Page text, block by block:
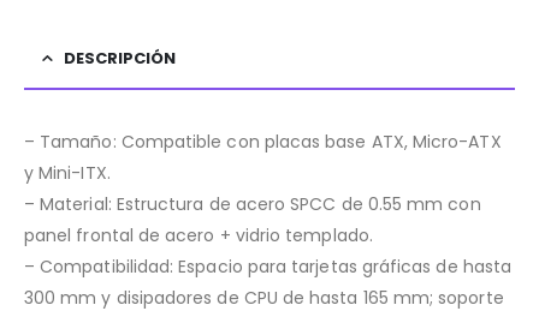
DESCRIPCIÓN
– Tamaño: Compatible con placas base ATX, Micro-ATX
y Mini-ITX.
– Material: Estructura de acero SPCC de 0.55 mm con
panel frontal de acero + vidrio templado.
– Compatibilidad: Espacio para tarjetas gráficas de hasta
300 mm y disipadores de CPU de hasta 165 mm; soporte